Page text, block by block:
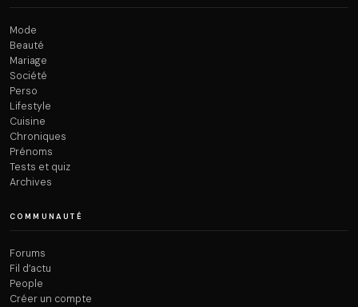
Mode
Beauté
Mariage
Société
Perso
Lifestyle
Cuisine
Chroniques
Prénoms
Tests et quiz
Archives
COMMUNAUTÉ
Forums
Fil d’actu
People
Créer un compte